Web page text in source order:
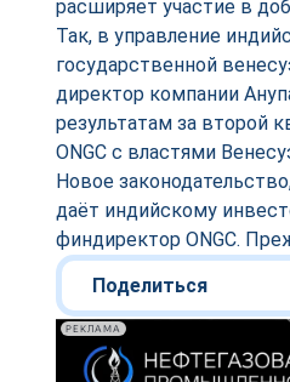
расширяет участие в
Так, в управление
государственной
директор компании
результатам за второй
ONGC с властями
Новое
даёт индийскому
финдиректор ONGC.
Поделиться
РЕКЛАМА